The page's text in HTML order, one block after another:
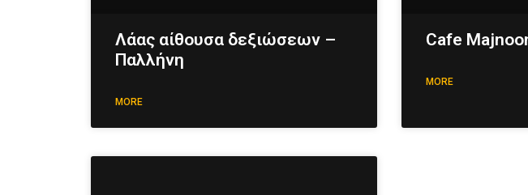
Λάας αίθουσα δεξιώσεων –
Παλλήνη
MORE
Cafe
MORE